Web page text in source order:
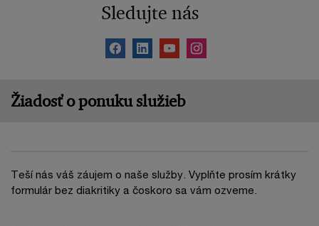
Sledujte nás
Žiadosť o ponuku služieb
Teší nás váš záujem o naše služby. Vyplňte prosím krátky
formulár bez diakritiky a čoskoro sa vám ozveme.